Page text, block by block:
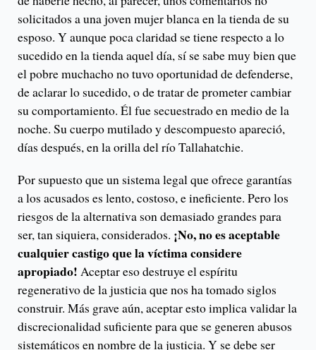
solicitados a una joven mujer blanca en la tienda de su
esposo. Y aunque poca claridad se tiene respecto a lo
sucedido en la tienda aquel día, sí se sabe muy bien que
el pobre muchacho no tuvo oportunidad de defenderse,
de aclarar lo sucedido, o de tratar de prometer cambiar
su comportamiento. Él fue secuestrado en medio de la
noche. Su cuerpo mutilado y descompuesto apareció,
días después, en la orilla del río Tallahatchie.
Por supuesto que un sistema legal que ofrece garantías
a los acusados es lento, costoso, e ineficiente. Pero los
riesgos de la alternativa son demasiado grandes para
ser, tan siquiera, considerados. ¡No, no es aceptable
cualquier castigo que la víctima considere
apropiado! Aceptar eso destruye el espíritu
regenerativo de la justicia que nos ha tomado siglos
construir. Más grave aún, aceptar esto implica validar la
discrecionalidad suficiente para que se generen abusos
sistemáticos en nombre de la justicia. Y se debe ser